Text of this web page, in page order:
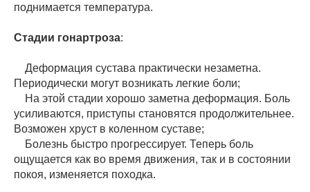
поднимается температура.
Стадии гонартроза:
Деформация сустава практически незаметна.
Периодически могут возникать легкие боли;
На этой стадии хорошо заметна деформация. Боль
усиливаются, приступы становятся продолжительнее.
Возможен хруст в коленном суставе;
Болезнь быстро прогрессирует. Теперь боль
ощущается как во время движения, так и в состоянии
покоя, изменяется походка.